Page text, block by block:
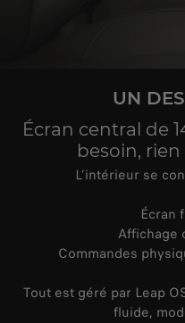
UN
Écran central de
besoin, rien
L’intérieur se
Écran
Affichage
Commandes
Tout est géré par Leap
fluide,